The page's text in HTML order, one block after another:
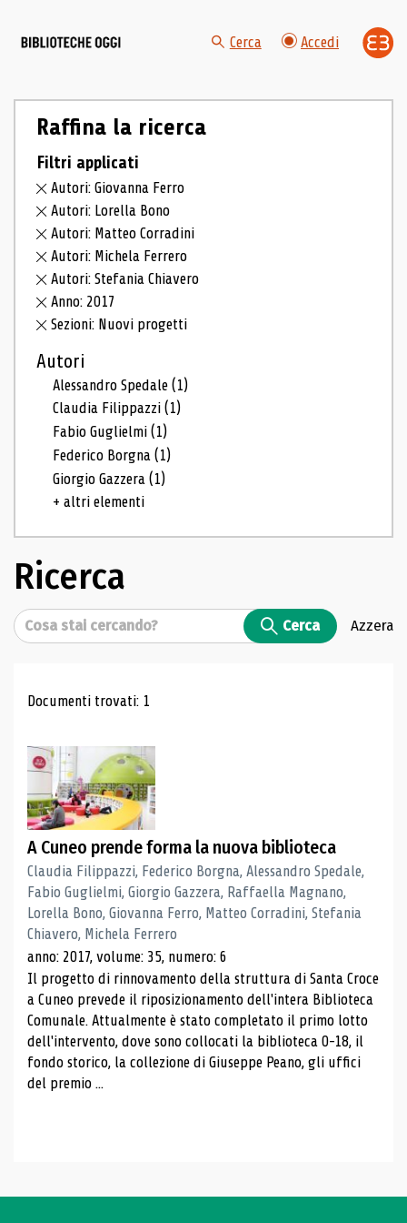
Cerca Accedi
Raffina la ricerca
Filtri applicati
Autori: Giovanna Ferro
Autori: Lorella Bono
Autori: Matteo Corradini
Autori: Michela Ferrero
Autori: Stefania Chiavero
Anno: 2017
Sezioni: Nuovi progetti
Autori
Alessandro Spedale(1)
Claudia Filippazzi(1)
Fabio Guglielmi(1)
Federico Borgna(1)
Giorgio Gazzera(1)
+ altri elementi
Ricerca
Cerca Cerca Azzera
Risultati di ricerca
Documenti trovati: 1
A Cuneo prende forma la nuova biblioteca
Claudia Filippazzi, Federico Borgna, Alessandro Spedale,
Fabio Guglielmi, Giorgio Gazzera, Raffaella Magnano,
Lorella Bono, Giovanna Ferro, Matteo Corradini, Stefania
Chiavero, Michela Ferrero
anno: 2017, volume: 35, numero: 6
Il progetto di rinnovamento della struttura di Santa Croce
a Cuneo prevede il riposizionamento dell'intera Biblioteca
Comunale. Attualmente è stato completato il primo lotto
dell'intervento, dove sono collocati la biblioteca 0-18, il
fondo storico, la collezione di Giuseppe Peano, gli uffici
del premio ...